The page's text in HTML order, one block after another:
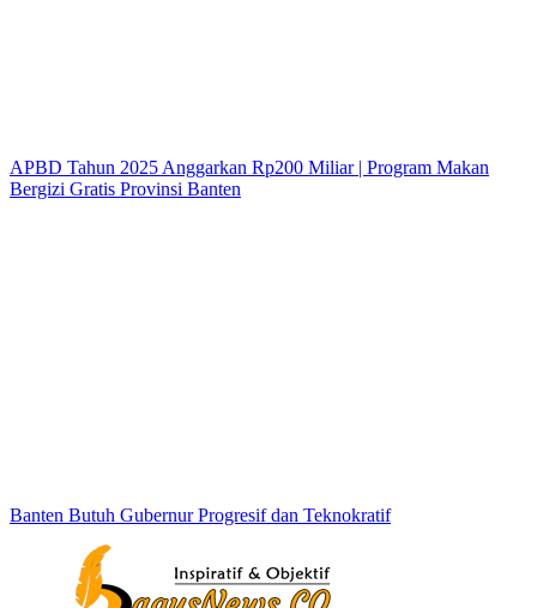
APBD Tahun 2025 Anggarkan Rp200 Miliar | Program Makan
Bergizi Gratis Provinsi Banten
Banten Butuh Gubernur Progresif dan Teknokratif